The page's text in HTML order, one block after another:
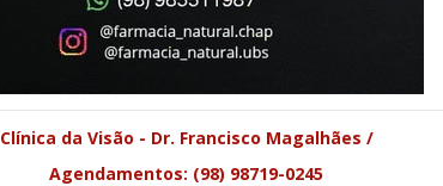
Clínica da Visão - Dr. Francisco Magalhães /
Agendamentos: (98) 98719-0245